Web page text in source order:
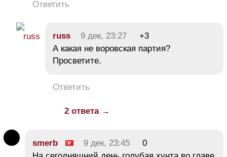
Ответить
russ 9 дек, 23:27
+3
А какая не воровская партия?
Просветите.
Ответить
2 ответа →
smerb 9 дек, 23:45
0